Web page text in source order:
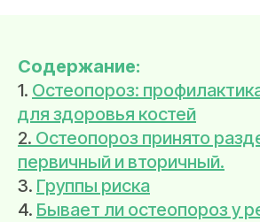
Содержание:
1. Остеопороз:
для здоровья костей
2. Остеопороз принято
первичный и вторичный.
3. Группы риска
4. Бывает ли остеопороз у